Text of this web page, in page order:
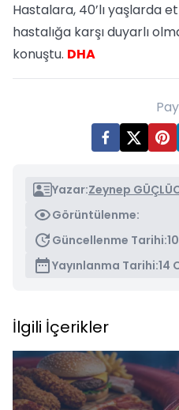
Hastalara, 40’lı yaşlarda
hastalığa karşı duyarlı
konuştu. DHA
Yazar:Zeynep
Görüntülenme:
Güncellenme Tarihi:
Yayınlanma Tarihi:14
İlgili İçerikler